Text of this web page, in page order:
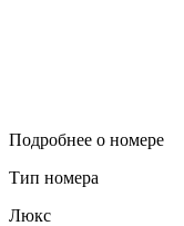
Подробнее о номере
Тип номера
Люкс